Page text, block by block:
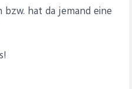
hat da jemand eine